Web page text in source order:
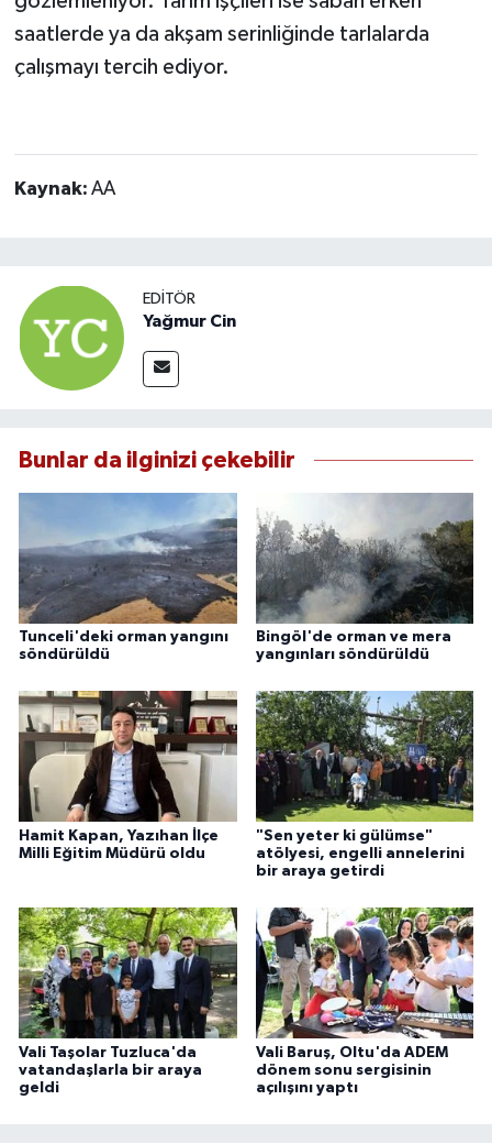
saatlerde ya da akşam serinliğinde tarlalarda
çalışmayı tercih ediyor.
Kaynak: AA
EDITÖR
Yağmur Cin
Bunlar da ilginizi çekebilir
Tunceli'deki orman yangını
söndürüldü
Bingöl'de orman ve mera
yangınları söndürüldü
Hamit Kapan, Yazıhan İlçe
Milli Eğitim Müdürü oldu
"Sen yeter ki gülümse"
atölyesi, engelli annelerini
bir araya getirdi
Vali Taşolar Tuzluca'da
vatandaşlarla bir araya
geldi
Vali Baruş, Oltu'da ADEM
dönem sonu sergisinin
açılışını yaptı